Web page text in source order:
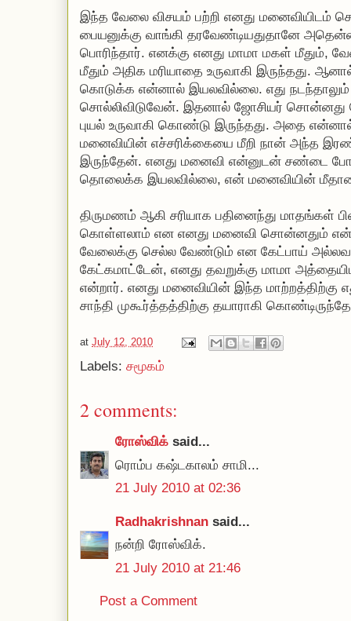
இந்த வேலை விசயம் பற்றி எனது
பையனுக்கு வாங்கி தரவேண்டியதுதானே
பொரிந்தார். எனக்கு எனது மாமா மகள் மீதும்,
மீதும் அதிக மரியாதை உருவாகி இருந்தது.
கொடுக்க என்னால் இயலவில்லை. எது
சொல்லிவிடுவேன். இதனால் ஜோசியர் சொன்னது
புயல் உருவாகி கொண்டு இருந்தது. அதை
மனைவியின் எச்சரிக்கையை மீறி நான் அந்த
இருந்தேன். எனது மனைவி என்னுடன் சண்டை
தொலைக்க இயலவில்லை, என் மனைவியின்
திருமணம் ஆகி சரியாக பதினைந்து மாதங்கள்
கொள்ளலாம் என எனது மனைவி சொன்னதும்
வேலைக்கு செல்ல வேண்டும் என கேட்பாய்
கேட்கமாட்டேன், எனது தவறுக்கு மாமா
என்றார். எனது மனைவியின் இந்த
சாந்தி முகூர்த்தத்திற்கு தயாராகி
at July 12, 2010
Labels: சமூகம்
2 comments:
ரோஸ்விக் said...
ரொம்ப கஷ்டகாலம் சாமி...
21 July 2010 at 02:36
Radhakrishnan said...
நன்றி ரோஸ்விக்.
21 July 2010 at 21:46
Post a Comment